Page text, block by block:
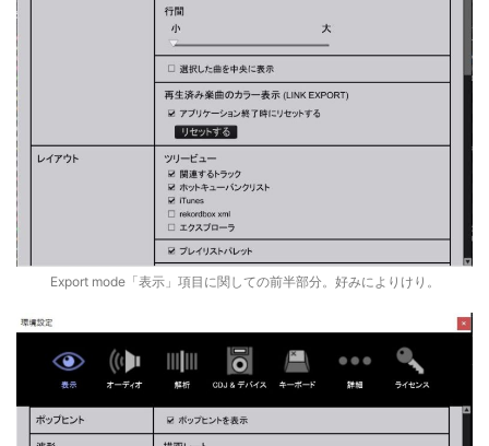
Export mode「表示」項目に関しての前半部分。好みによりけり。